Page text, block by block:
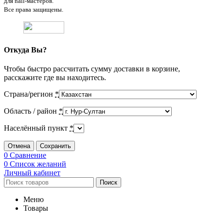
Все права защищены.
Откуда Вы?
Чтобы быстро рассчитать сумму доставки в корзине,
расскажите где вы находитесь.
Страна/регион *
Область / район *
Населённый пункт *
Отмена Сохранить
0 Сравнение
0 Список желаний
Личный кабинет
Поиск
Меню
Товары